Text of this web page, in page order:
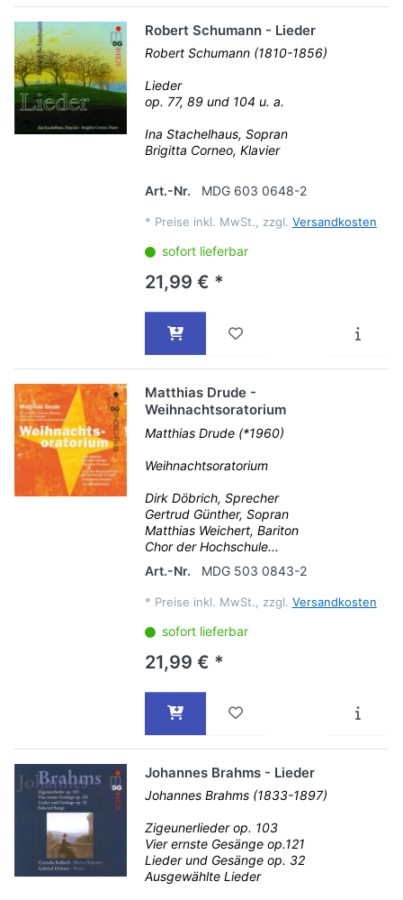
Robert Schumann - Lieder
Robert Schumann (1810-1856)
Lieder
op. 77, 89 und 104 u. a.
Ina Stachelhaus, Sopran
Brigitta Corneo, Klavier
Art.-Nr. MDG 603 0648-2
* Preise inkl. MwSt., zzgl. Versandkosten
sofort lieferbar
21,99 € *
Matthias Drude -
Weihnachtsoratorium
Matthias Drude (*1960)
Weihnachtsoratorium
Dirk Döbrich, Sprecher
Gertrud Günther, Sopran
Matthias Weichert, Bariton
Chor der Hochschule...
Art.-Nr.
MDG 503 0843-2
* Preise inkl. MwSt., zzgl. Versandkosten
sofort lieferbar
21,99 € *
Johannes Brahms - Lieder
Johannes Brahms (1833-1897)
Zigeunerlieder op. 103
Vier ernste Gesänge op.121
Lieder und Gesänge op. 32
Ausgewählte Lieder